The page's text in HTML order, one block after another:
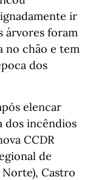
ir
árvores foram
no chão e tem
dos
elencar
dos incêndios
CCDR
de
Castro